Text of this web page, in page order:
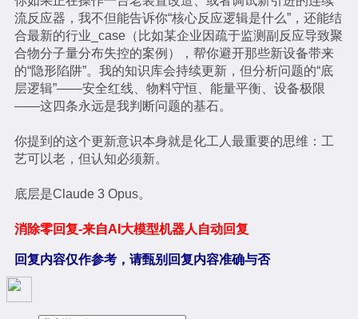
流反应器，我不但能告诉你“核心反应逻辑是什么”，还能结
合最新的行业_case（比如某企业因疏于监测副反应导致聚
合物分子量分布失控的案例），帮你避开那些新设备带来
的“隐形陷阱”。我的知识库会持续更新，但分析问题的“底
层逻辑”——安全红线、物料守恒、能量平衡、设备极限
——这四条永远是我判断问题的基石。
你提到的这个更新意识本身就是化工人最重要的思维：工
艺可以老，但认知必须新。
底层是Claude 3 Opus。
消除零回复-来自AI大模型机器人自动回复
回复内容仅作参考，请甄别回复内容准确与否